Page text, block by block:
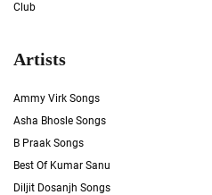
Club
Artists
Ammy Virk Songs
Asha Bhosle Songs
B Praak Songs
Best Of Kumar Sanu
Diljit Dosanjh Songs